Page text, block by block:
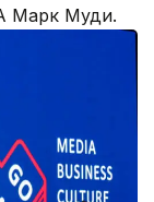
Марк Муди.